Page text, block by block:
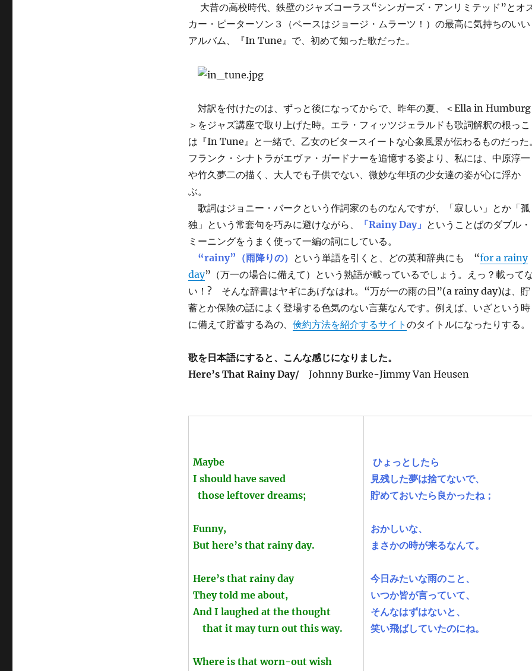
大昔の高校時代、鉄壁のジャズコーラス“シンガーズ・アンリミテッド”とオ
カー・ピーターソン３（ベースはジョージ・ムラーツ！）の最高に気持ちのいい
アルバム、『In Tune』で、初めて知った歌だった。
対訳を付けたのは、ずっと後になってからで、昨年の夏、＜Ella in Humburg
＞をジャズ講座で取り上げた時。エラ・フィッツジェラルドも歌詞解釈の根っこ
は『In Tune』と一緒で、乙女のビタースイートな心象風景が伝わるものだった
フランク・シナトラがエヴァ・ガードナーを追憶する姿より、私には、中原淳一
や竹久夢二の描く、大人でも子供でない、微妙な年頃の少女達の姿が心に浮か
ぶ。
歌詞はジョニー・バークという作詞家のものなんですが、「寂しい」とか「孤
独」という常套句を巧みに避けながら、
「Rainy Day」 ということばのダブル・
ミーニングをうまく使って一編の詞にしている。
“rainy”（雨降りの） という単語を引くと、どの英和辞典にも “for a rainy
day”（万一の場合に備えて）という熟語が載っているでしょう。えっ？載って
い！? そんな辞書はヤギにあげなはれ。“万が一の雨の日”(a rainy day)は、貯
蓄とか保険の話によく登場する色気のない言葉なんです。例えば、いざという時
に備えて貯蓄する為の、 倹約方法を紹介するサイト のタイトルになったりする。
歌を日本語にすると、こんな感じになりました。
Here’s That Rainy Day/Johnny Burke-Jimmy Van Heusen
Maybe
I should have saved
those leftover dreams;
Funny,
But here’s that rainy day.
Here’s that rainy day
They told me about,
And I laughed at the thought
that it may turn out this way.
Where is that worn-out wish
ひょっとしたら
見残した夢は捨てないで、
貯めておいたら良かったね；
おかしいな、
まさかの時が来るなんて。
今日みたいな雨のこと、
いつか皆が言っていて、
そんなはずはないと、
笑い飛ばしていたのにね。